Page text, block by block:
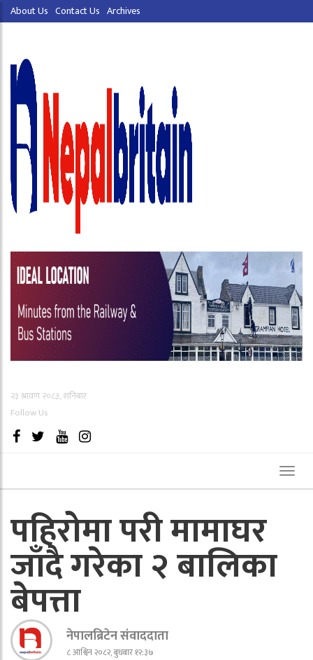
About Us Contact Us Archives
२३ श्रावण २०८३, शनिबार
Follow Us
पहिरोमा परी मामाघर
जाँदै गरेका २ बालिका
बेपत्ता
नेपालब्रिटेन संवाददाता
८ आश्विन २०८२, बुधबार १२:३७